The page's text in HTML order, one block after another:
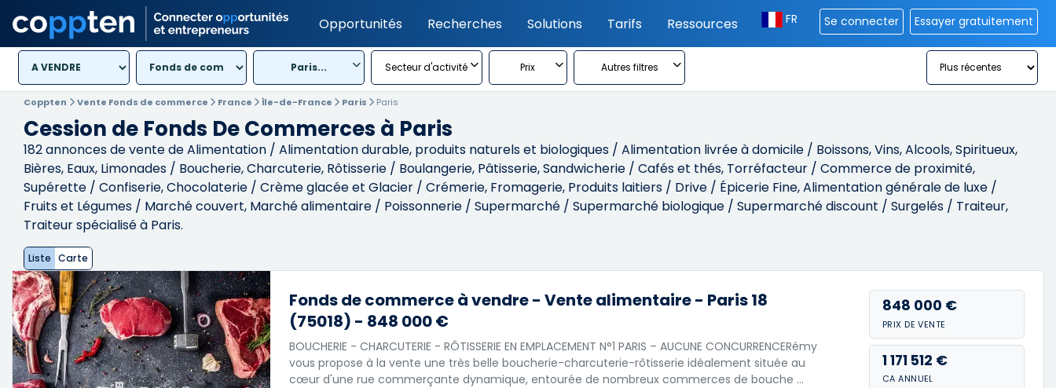
Opportunités Recherches Solutions Tarifs Ressources FR Se connecter Essayer gratuitement
Paris... Secteur d'activité Prix Autres filtres
Coppten Vente Fonds de commerce France Île-de-France Paris Paris
Cession de Fonds De Commerces à Paris
182annonces de vente de Alimentation / Alimentation durable, produits naturels et biologiques / Alimentation livrée à domicile / Boissons, Vins, Alcools, Spiritueux,
Bières, Eaux, Limonades / Boucherie, Charcuterie, Rôtisserie / Boulangerie, Pâtisserie, Sandwicherie / Cafés et thés, Torréfacteur / Commerce de proximité,
Supérette / Confiserie, Chocolaterie / Crème glacée et Glacier / Crémerie, Fromagerie, Produits laitiers / Drive / Épicerie Fine, Alimentation générale de luxe /
Fruits et Légumes / Marché couvert, Marché alimentaire / Poissonnerie / Supermarché / Supermarché biologique / Supermarché discount / Surgelés / Traiteur,
Traiteur spécialisé à Paris.
Liste Carte
Fonds de commerce à vendre - Vente alimentaire - Paris 18
(75018) - 848 000 €
BOUCHERIE - CHARCUTERIE - RÔTISSERIE EN EMPLACEMENT N°1 PARIS – AUCUNE CONCURRENCERémy
vous propose à la vente une très belle boucherie-charcuterie-rôtisserie idéalement située au
cœur d'une rue commerçante dynamique, entourée de nombreux commerces de bouche …
848 000 €
PRIX DE VENTE
1 171 512 €
CA ANNUEL